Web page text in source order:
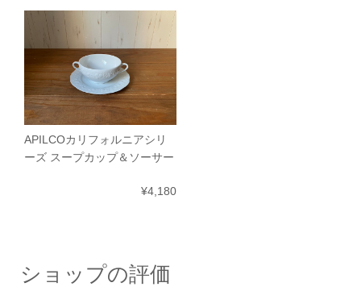
APILCOカリフォルニアシリ
ーズ スープカップ＆ソーサー
¥4,180
ショップの評価